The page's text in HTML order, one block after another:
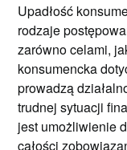
Upadłość
rodzaje
zarówno celami,
konsumencka
prowadzą
trudnej sytuacji
jest umożliwienie
całości